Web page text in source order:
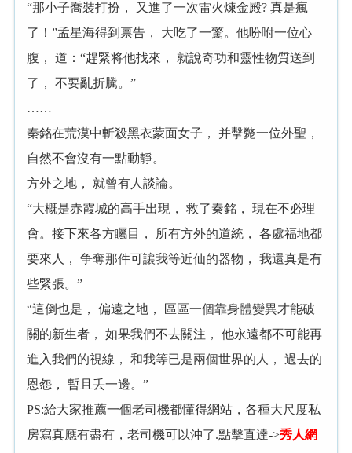
“那小子喬裝打扮， 又進了一次雷火煉金殿? 真是瘋
了！”孟星海得到禀告， 大吃了一驚。他吩咐一位心
腹， 道：“趕緊将他找來， 就說奇功和靈性物質送到
了， 不要亂折騰。”
……
秦銘在荒漠中斬殺黑衣蒙面女子， 并擊斃一位外聖，
自然不會沒有一點動靜。
方外之地， 就曾有人談論。
“大概是赤霞城的高手出現， 救了秦銘， 現在不必理
會。接下來各方矚目， 所有方外的道統， 各處福地都
要來人， 争奪那件可讓我等近仙的器物， 我還真是有
些緊張。”
“這倒也是， 偏遠之地， 區區一個靠身體變異才能破
關的新生者， 如果我們不去關注， 他永遠都不可能再
進入我們的視線， 和我等已是兩個世界的人， 過去的
恩怨， 暫且丢一邊。”
PS:給大家推薦一個老司機都懂得網站，各種大尺度私
房寫真應有盡有，老司機可以沖了.點擊直達->秀人網